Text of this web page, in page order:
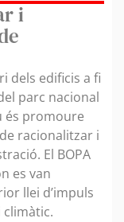
i
dels edificis a fi
parc nacional
és promoure
racionalitzar i
El BOPA
es van
llei d’impuls
climàtic.